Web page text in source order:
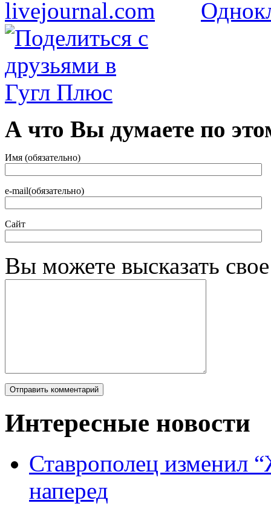
А что Вы думаете по
Имя (обязательно)
e-mail(обязательно)
Сайт
Вы можете высказать
Интересные новости
Ставрополец изменил
наперед